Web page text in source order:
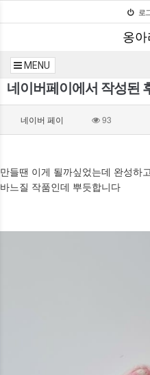
로
옹아
MENU
네이버페이에서 작성된
네이버 페이 93
만들땐 이게 될까싶었는데 완성하
바느질 작품인데 뿌듯합니다